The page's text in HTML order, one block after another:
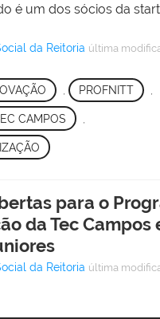
é um dos sócios da
da Reitoria última
PROFNITT
CAMPOS
para o
da Tec Campos
da Reitoria última